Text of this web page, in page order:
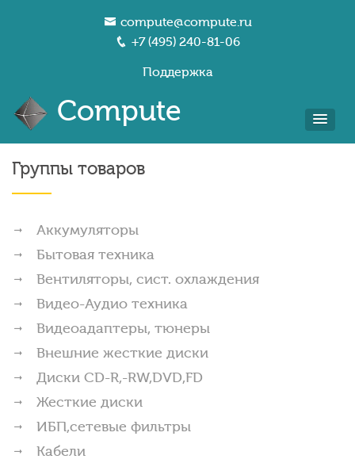
compute@compute.ru
+7 (495) 240-81-06
Поддержка
Compute
Группы товаров
Аккумуляторы
Бытовая техника
Вентиляторы, сист. охлаждения
Видео-Аудио техника
Видеоадаптеры, тюнеры
Внешние жесткие диски
Диски CD-R,-RW,DVD,FD
Жесткие диски
ИБП,сетевые фильтры
Кабели